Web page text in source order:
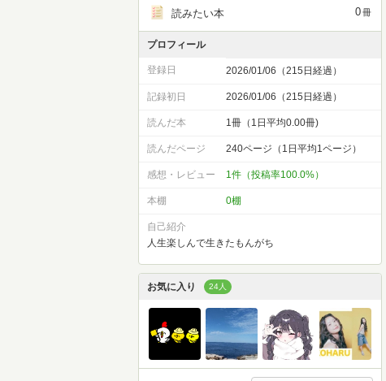
読みたい本 0冊
プロフィール
登録日 2026/01/06（215日経過）
記録初日 2026/01/06（215日経過）
読んだ本 1冊（1日平均0.00冊)
読んだページ 240ページ（1日平均1ページ）
感想・レビュー 1件（投稿率100.0%）
本棚 0棚
自己紹介
人生楽しんで生きたもんがち
お気に入り 24人